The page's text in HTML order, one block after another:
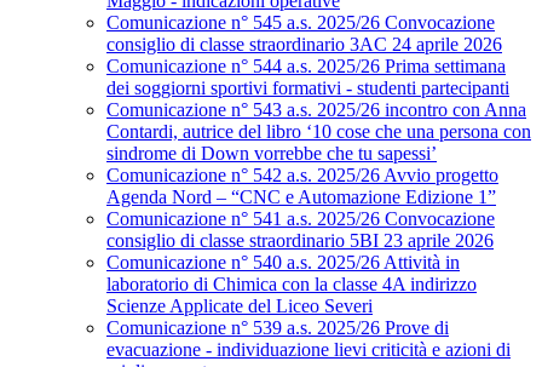
Comunicazione n° 545 a.s. 2025/26 Convocazione
consiglio di classe straordinario 3AC 24 aprile 2026
Comunicazione n° 544 a.s. 2025/26 Prima settimana
dei soggiorni sportivi formativi - studenti partecipanti
Comunicazione n° 543 a.s. 2025/26 incontro con Anna
Contardi, autrice del libro ‘10 cose che una persona con
sindrome di Down vorrebbe che tu sapessi’
Comunicazione n° 542 a.s. 2025/26 Avvio progetto
Agenda Nord – “CNC e Automazione Edizione 1”
Comunicazione n° 541 a.s. 2025/26 Convocazione
consiglio di classe straordinario 5BI 23 aprile 2026
Comunicazione n° 540 a.s. 2025/26 Attività in
laboratorio di Chimica con la classe 4A indirizzo
Scienze Applicate del Liceo Severi
Comunicazione n° 539 a.s. 2025/26 Prove di
evacuazione - individuazione lievi criticità e azioni di